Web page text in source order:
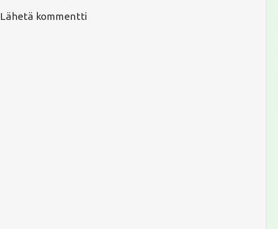
Lähetä kommentti